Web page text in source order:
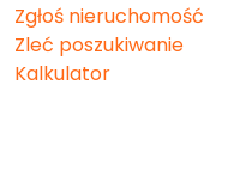
Zgłoś nieruchomość
Zleć poszukiwanie
Kalkulator